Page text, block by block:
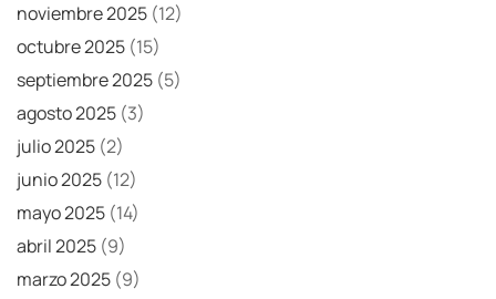
noviembre 2025 (12)
octubre 2025 (15)
septiembre 2025 (5)
agosto 2025 (3)
julio 2025 (2)
junio 2025 (12)
mayo 2025 (14)
abril 2025 (9)
marzo 2025 (9)